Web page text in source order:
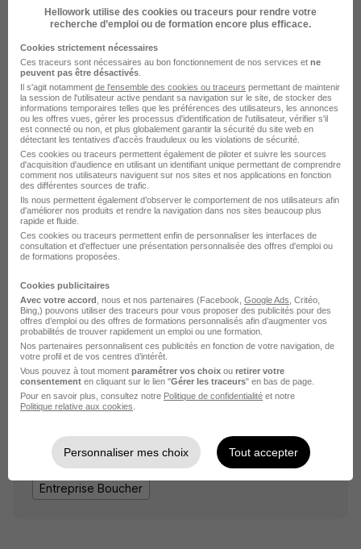
Boucher H/F
Monoprix - Magasins
Saint-Cloud - 92 CDI
Voir l’offre
il y a 19 jours
Boucher H/F
Monoprix - Magasins
Nantes - 44 CDI
Voir l’offre
sur 1
Monoprix - Magasins
Entreprise Monoprix - Magasins
Emploi Boucher
Entreprise Boucher
Hellowork utilise des cookies ou traceurs pour rendre votre
recherche d’emploi ou de formation encore plus efficace.
Cookies strictement nécessaires
Ces traceurs sont nécessaires au bon fonctionnement de nos services et ne
peuvent pas être désactivés
Il s'agit notamment de l'ensemble des cookies ou traceurs permettant de maintenir
la session de l'utilisateur active pendant sa navigation sur le site, de stocker des
informations temporaires telles que les préférences des utilisateurs, les annonces
ou les offres vues, gérer les processus d'identification de l'utilisateur, vérifier s'il
est connecté ou non, et plus globalement garantir la sécurité du site web en
détectant les tentatives d'accès frauduleux ou les violations de sécurité.
Ces cookies ou traceurs permettent également de piloter et suivre les sources
d'acquisition d'audience en utilisant un identifiant unique permettant de comprendre
comment nos utilisateurs naviguent sur nos sites et nos applications en fonction
des différentes sources de trafic.
Ils nous permettent également d’observer le comportement de nos utilisateurs afin
d'améliorer nos produits et rendre la navigation dans nos sites beaucoup plus
rapide et fluide.
Ces cookies ou traceurs permettent enfin de personnaliser les interfaces de
consultation et d'effectuer une présentation personnalisée des offres d'emploi ou
de formations proposées.
Cookies publicitaires
Avec votre accord , nous et nos partenaires (Facebook, Google Ads , Critéo,
Bing,) pouvons utiliser des traceurs pour vous proposer des publicités pour des
offres d’emploi ou des offres de formations personnalisés afin d’augmenter vos
probabilités de trouver rapidement un emploi ou une formation.
Nos partenaires personnalisent ces publicités en fonction de votre navigation, de
votre profil et de vos centres d’intérêt.
Vous pouvez à tout moment paramétrer vos choix ou retirer votre
consentement en cliquant sur le lien "Gérer les traceurs" en bas de page.
Pour en savoir plus, consultez notre Politique de confidentialité et notre
Politique relative aux cookies
Personnaliser mes choix Tout accepter